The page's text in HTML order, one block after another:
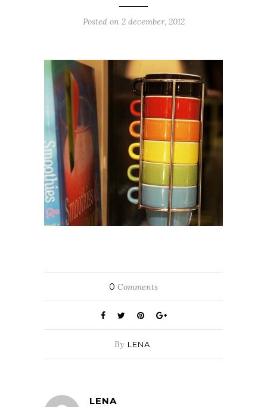
Posted on 2 december, 2012
0 Comments
By LENA
LENA